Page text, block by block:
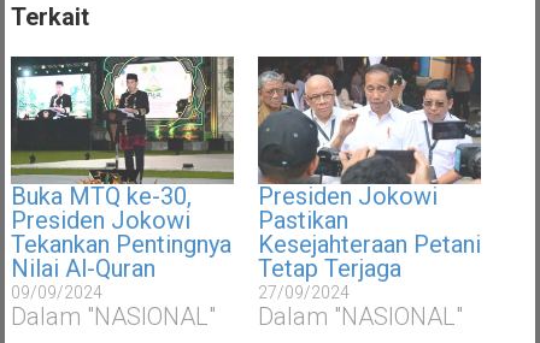
Terkait
Buka MTQ ke-30,
Presiden Jokowi
Tekankan Pentingnya
Nilai Al-Quran
09/09/2024
Dalam "NASIONAL"
Presiden Jokowi
Pastikan
Kesejahteraan Petani
Tetap Terjaga
27/09/2024
Dalam "NASIONAL"